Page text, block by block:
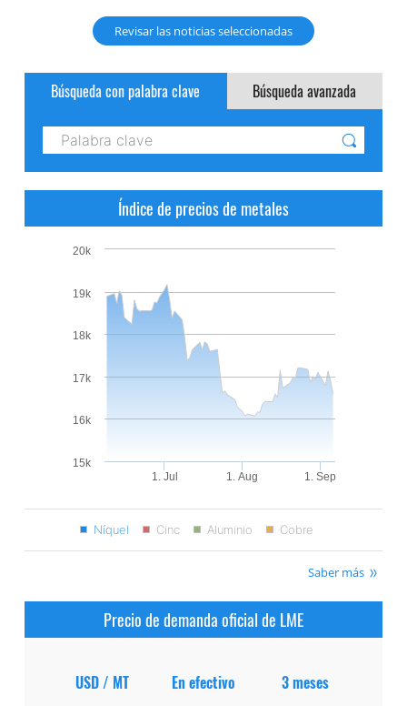
Búsqueda con palabra clave Búsqueda avanzada
Revisar las noticias seleccionadas
Índice de precios de metales
1. Jul 1. Aug 1. Sep
15k
16k
17k
18k
19k
20k
Níquel Cinc Aluminio Cobre
Saber más
Precio de demanda oficial de LME
USD / MT En efectivo 3 meses